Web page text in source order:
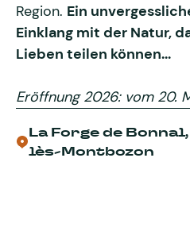
Region. Ein
Einklang mit der Natur,
Lieben teilen können...
Eröffnung 2026: vom 20.
La Forge de
lès-Montbozon